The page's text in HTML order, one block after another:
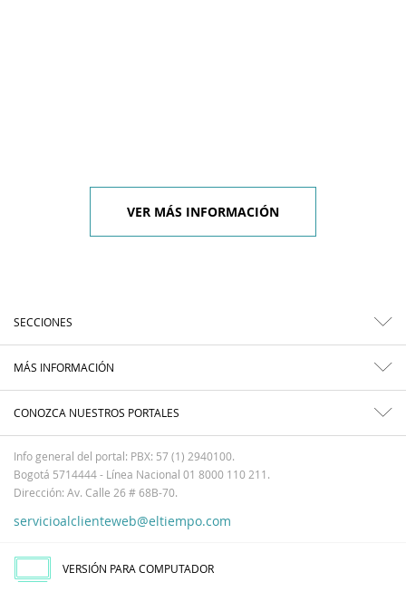
VER MÁS INFORMACIÓN
SECCIONES
MÁS INFORMACIÓN
CONOZCA NUESTROS PORTALES
Info general del portal: PBX: 57 (1) 2940100.
Bogotá 5714444 - Línea Nacional 01 8000 110 211.
Dirección: Av. Calle 26 # 68B-70.
servicioalclienteweb@eltiempo.com
VERSIÓN PARA COMPUTADOR